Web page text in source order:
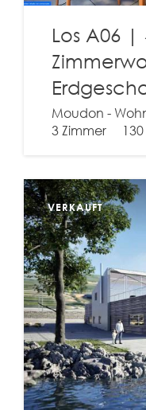
Los A06 |
Moudon -
3 Zimmer
VERKAUFT